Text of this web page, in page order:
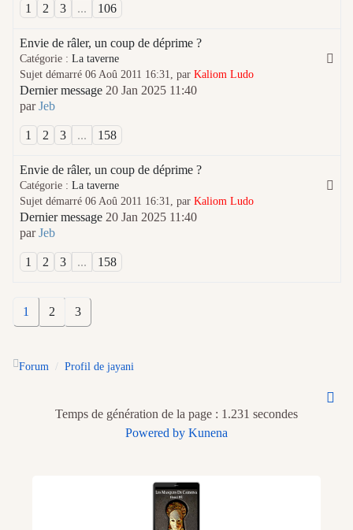
1 2 3 ... 106
Envie de râler, un coup de déprime ?
Catégorie : La taverne
Sujet démarré 06 Aoû 2011 16:31, par Kaliom Ludo
Dernier message 20 Jan 2025 11:40
parJeb
1 2 3 ... 158
Envie de râler, un coup de déprime ?
Catégorie : La taverne
Sujet démarré 06 Aoû 2011 16:31, par Kaliom Ludo
Dernier message 20 Jan 2025 11:40
parJeb
1 2 3 ... 158
1 2 3
Forum Profil de jayani
Temps de génération de la page : 1.231 secondes
Powered by Kunena